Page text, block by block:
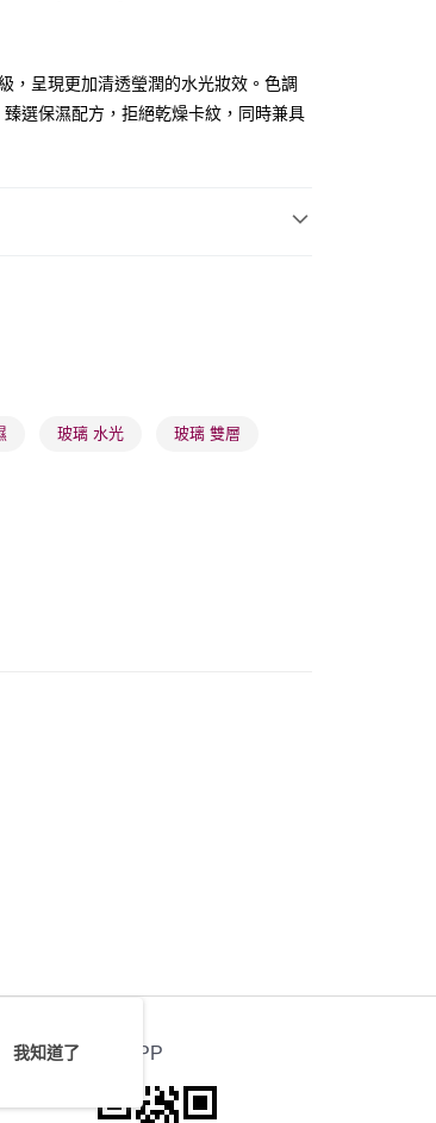
後1-3個工作天送達
，呈現更加清透瑩潤的水光妝效。色調
選保濕配方，拒絕乾燥卡紋，同時兼具
全部產品
玻璃 水光 玻璃 雙層
官方APP
我知道了